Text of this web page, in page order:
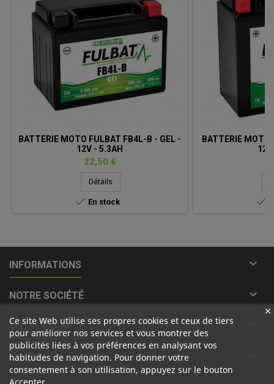
BATTERIE MOTO FULBAT FB4L-B - GEL -
12V - 5.3AH
Prix
22,50 €
Détails
 En stock
BATTERIE

INFORMATIONS 
NOTRE SOCIÉTÉ 
VOTRE COMPTE
CONTACT
Ce site Web utilise ses propres cookies et ceux de tiers
pour améliorer nos services et vous montrer des
publicités liées à vos préférences en analysant vos
habitudes de navigation. Pour donner votre
consentement à son utilisation, appuyez sur le bouton